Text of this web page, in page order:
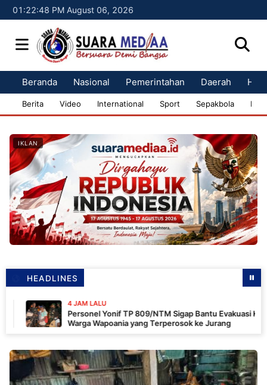
01:22:49 PM August 06, 2026
Beranda Nasional Pemerintahan Daerah
Berita Video International Sport Sepakbola
IKLAN
HEADLINES
4 JAM LALU
Personel Yonif TP 809/NTM Sigap Bantu Evakuasi Kendaraan
Warga Wapoania yang Terperosok ke Jurang